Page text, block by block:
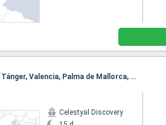
Itinerario : Tarragona, Malaga, Gibraltar, Casablanca, Cadiz, Stromboli, Tánger, Valencia, Palma de Mallorca, Marsella, Tarragona
Celestyal Discovery